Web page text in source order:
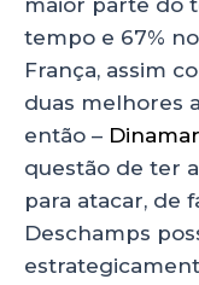
maior parte do
tempo e 67%
França, assim
duas melhores
então –
questão de ter
para atacar, de
Deschamps